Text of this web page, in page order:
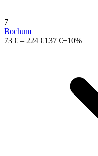
7
Bochum
73 € – 224 €137 €+10%